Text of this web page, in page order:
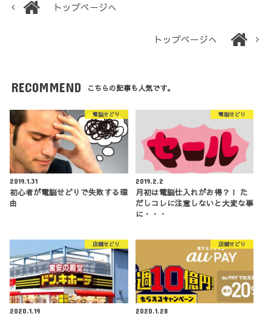
トップページへ
トップページへ
RECOMMEND こちらの記事も人気です。
電脳せどり
2019.1.31
初心者が電脳せどりで失敗する理
由
電脳せどり
2019.2.2
月初は電脳仕入れがお得？！ た
だしコレに注意しないと大変な事
に・・・
店舗せどり
2020.1.19
店舗せどり
2020.1.28